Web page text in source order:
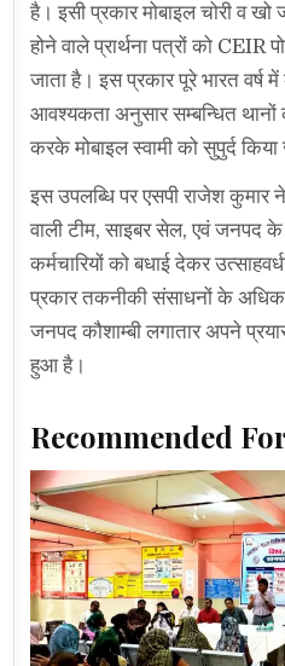
है। इसी प्रकार मोबाइल चोरी व खो
होने वाले प्रार्थना पत्रों को CEIR
जाता है। इस प्रकार पूरे भारत वर्ष
आवश्यकता अनुसार सम्बन्धित
करके मोबाइल स्वामी को सुपुर्द किया
इस उपलब्धि पर एसपी राजेश कुमार
वाली टीम, साइबर सेल, एवं जनपद
कर्मचारियों को बधाई देकर
प्रकार तकनीकी संसाधनों के
जनपद कौशाम्बी लगातार अपने
हुआ है।
Recommended